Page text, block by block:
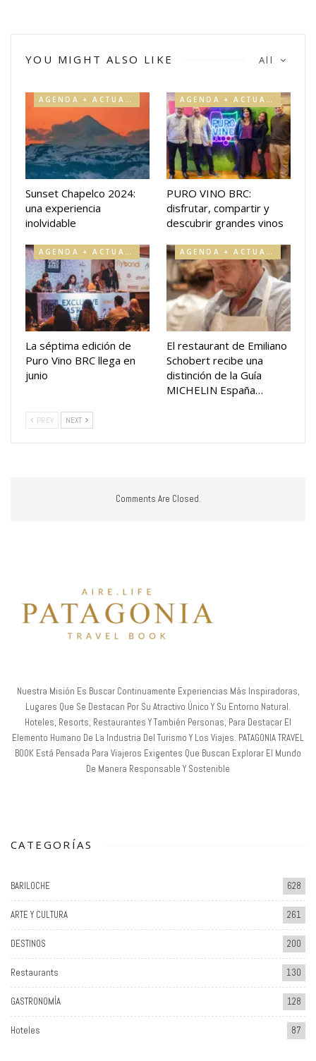
All
YOU MIGHT ALSO LIKE
AGENDA + ACTUALIDAD
Sunset Chapelco 2024:
una experiencia
inolvidable
AGENDA + ACTUALIDAD
PURO VINO BRC:
disfrutar, compartir y
descubrir grandes vinos
AGENDA + ACTUALIDAD
La séptima edición de
Puro Vino BRC llega en
junio
AGENDA + ACTUALIDAD
El restaurant de Emiliano
Schobert recibe una
distinción de la Guía
MICHELIN España…
PREV NEXT
Comments Are Closed.
Nuestra Misión Es Buscar Continuamente Experiencias Más Inspiradoras,
Lugares Que Se Destacan Por Su Atractivo Único Y Su Entorno Natural.
Hoteles, Resorts, Restaurantes Y También Personas, Para Destacar El
Elemento Humano De La Industria Del Turismo Y Los Viajes. PATAGONIA TRAVEL
BOOK Está Pensada Para Viajeros Exigentes Que Buscan Explorar El Mundo
De Manera Responsable Y Sostenible
CATEGORÍAS
BARILOCHE 628
ARTE Y CULTURA 261
DESTINOS 200
Restaurants 130
GASTRONOMÍA 128
Hoteles 87